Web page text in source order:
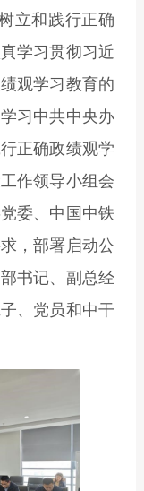
立和践行正确
学习贯彻习近
观学习教育的
习中共中央办
正确政绩观学
作领导小组会
委、中国中铁
，部署启动公
书记、副总经
、党员和中干